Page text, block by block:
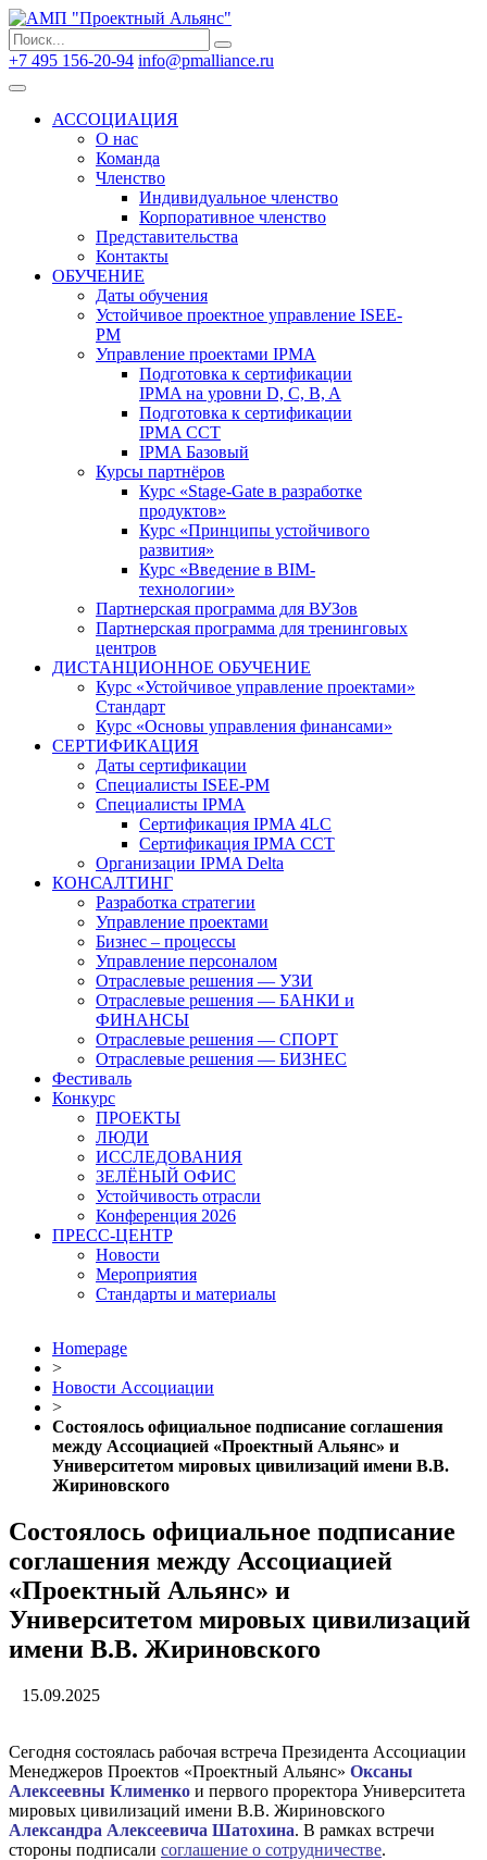
Search
for:
Search
+7 495 156-20-94 info@pmalliance.ru
АССОЦИАЦИЯ
О нас
Команда
Членство
Индивидуальное членство
Корпоративное членство
Представительства
Контакты
ОБУЧЕНИЕ
Даты обучения
Устойчивое проектное управление ISEE-
PM
Управление проектами IPMA
Подготовка к сертификации
IPMA на уровни D, C, B, A
Подготовка к сертификации
IPMA CCT
IPMA Базовый
Курсы партнёров
Курс «Stage-Gate в разработке
продуктов»
Курс «Принципы устойчивого
развития»
Курс «Введение в BIM-
технологии»
Партнерская программа для ВУЗов
Партнерская программа для тренинговых
центров
ДИСТАНЦИОННОЕ ОБУЧЕНИЕ
Курс «Устойчивое управление проектами»
Стандарт
Курс «Основы управления финансами»
СЕРТИФИКАЦИЯ
Даты сертификации
Специалисты ISEE-PM
Специалисты IPMA
Сертификация IPMA 4LC
Сертификация IPMA CCT
Организации IPMA Delta
КОНСАЛТИНГ
Разработка стратегии
Управление проектами
Бизнес – процессы
Управление персоналом
Отраслевые решения — УЗИ
Отраслевые решения — БАНКИ и
ФИНАНСЫ
Отраслевые решения — СПОРТ
Отраслевые решения — БИЗНЕС
Фестиваль
Конкурс
ПРОЕКТЫ
ЛЮДИ
ИССЛЕДОВАНИЯ
ЗЕЛЁНЫЙ ОФИС
Устойчивость отрасли
Конференция 2026
ПРЕСС-ЦЕНТР
Новости
Мероприятия
Стандарты и материалы
Homepage
>
Новости Ассоциации
>
Состоялось официальное подписание соглашения
между Ассоциацией «Проектный Альянс» и
Университетом мировых цивилизаций имени В.В.
Жириновского
Состоялось официальное подписание
соглашения между Ассоциацией
«Проектный Альянс» и
Университетом мировых цивилизаций
имени В.В. Жириновского
15.09.2025
Сегодня состоялась рабочая встреча Президента Ассоциации
Менеджеров Проектов «Проектный Альянс» Оксаны
Алексеевны Клименко и первого проректора Университета
мировых цивилизаций имени В.В. Жириновского
Александра Алексеевича Шатохина. В рамках встречи
стороны подписали соглашение о сотрудничестве.